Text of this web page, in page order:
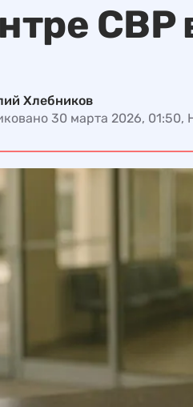
Хлебников
30 марта 2026, 01:50,